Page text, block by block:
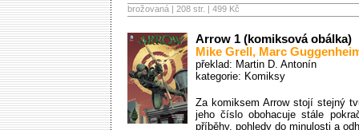
brožovaná | 208 str. | 499 Kč
Arrow 1 (komiksová obálka)
Mike Grell , Marc
překlad: Martin D. Antonín
kategorie: Komiksy
Za komiksem Arrow stojí stejný
jeho číslo obohacuje stále
příběhy, pohledy do minulosti a